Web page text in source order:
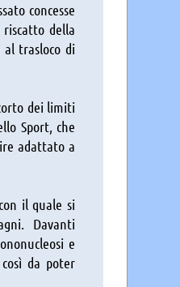
concesse
della
trasloco di
dei limiti
Sport, che
adattato a
il quale si
Davanti
e
da poter